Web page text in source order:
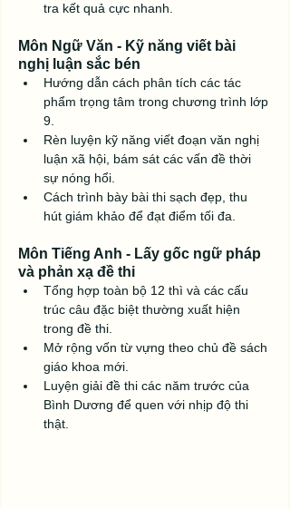
tra kết quả cực nhanh.
Môn Ngữ Văn - Kỹ năng viết bài
nghị luận sắc bén
Hướng dẫn cách phân tích các tác
phẩm trọng tâm trong chương trình lớp
9.
Rèn luyện kỹ năng viết đoạn văn nghị
luận xã hội, bám sát các vấn đề thời
sự nóng hổi.
Cách trình bày bài thi sạch đẹp, thu
hút giám khảo để đạt điểm tối đa.
Môn Tiếng Anh - Lấy gốc ngữ pháp
và phản xạ đề thi
Tổng hợp toàn bộ 12 thì và các cấu
trúc câu đặc biệt thường xuất hiện
trong đề thi.
Mở rộng vốn từ vựng theo chủ đề sách
giáo khoa mới.
Luyện giải đề thi các năm trước của
Bình Dương để quen với nhịp độ thi
thật.